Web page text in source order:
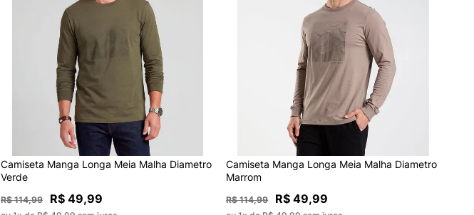
Camiseta Manga Longa Meia Malha Diametro
Verde
R$ 114,99 R$ 49,99
Camiseta Manga Longa Meia Malha Diametro
Marrom
R$ 114,99 R$ 49,99